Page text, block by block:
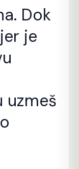
Dok
je
uzmeš